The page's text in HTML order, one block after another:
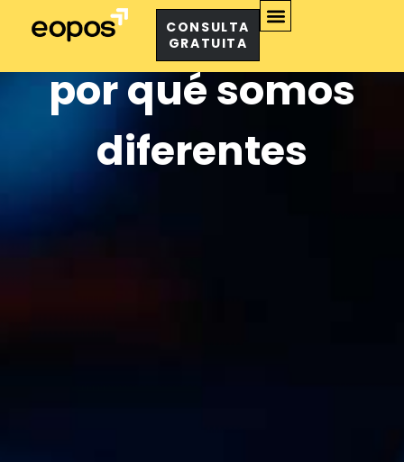
CONSULTA
GRATUITA
Quiénes somos y
por qué somos
diferentes